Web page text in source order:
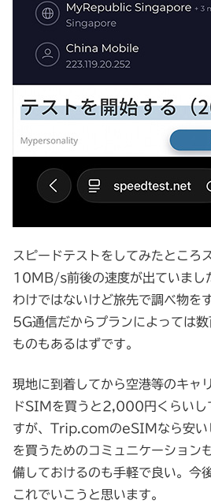
スピードテストをしてみたところ
10MB/s前後の速度が出ていまし
わけではないけど旅先で調べ物を
5G通信だからプランによっては
ものもあるはずです。
現地に到着してから空港等のキャ
ドSIMを買うと2,000円くらいし
すが、Trip.comのeSIMなら安い
を買うためのコミュニケーション
備しておけるのも手軽で良い。今
これでいこうと思います。